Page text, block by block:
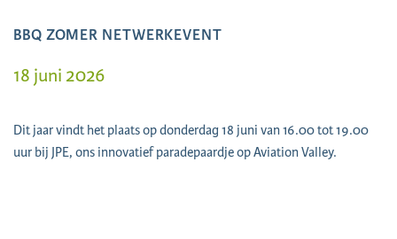
BBQ ZOMER NETWERKEVENT
18 juni 2026
Dit jaar vindt het plaats op donderdag 18 juni van 16.00 tot 19.00
uur bij JPE, ons innovatief paradepaardje op Aviation Valley.